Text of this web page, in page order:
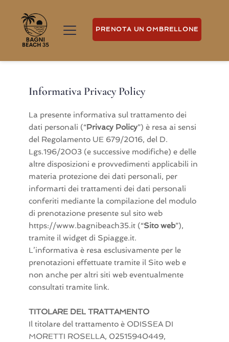
PRENOTA UN OMBRELLONE
Informativa Privacy Policy
La presente informativa sul trattamento dei
dati personali (“Privacy Policy”) è resa ai sensi
del Regolamento UE 679/2016, del D.
Lgs.196/2003 (e successive modifiche) e delle
altre disposizioni e provvedimenti applicabili in
materia protezione dei dati personali, per
informarti dei trattamenti dei dati personali
conferiti mediante la compilazione del modulo
di prenotazione presente sul sito web
https://www.bagnibeach35.it (“Sito web”),
tramite il widget di Spiagge.it.
L’informativa è resa esclusivamente per le
prenotazioni effettuate tramite il Sito web e
non anche per altri siti web eventualmente
consultati tramite link.
TITOLARE DEL TRATTAMENTO
Il titolare del trattamento è ODISSEA DI
MORETTI ROSELLA, 02515940449,